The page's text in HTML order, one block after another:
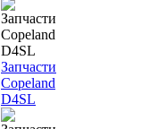
Запчасти
Copeland
D4SL